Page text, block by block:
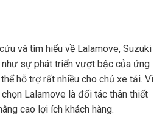
và tìm hiểu về Lalamove, Suzuki
như sự phát triển vượt bậc của ứng
hỗ trợ rất nhiều cho chủ xe tải. Vì
Lalamove là đối tác thân thiết
cao lợi ích khách hàng.